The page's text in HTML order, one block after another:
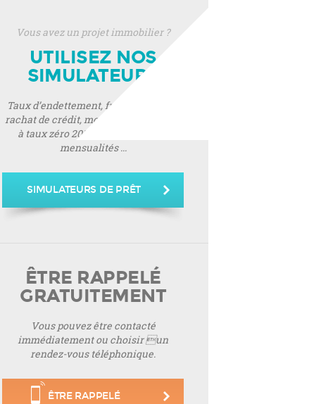
Vous avez un projet immobilier ?
UTILISEZ NOS
SIMULATEURS
Taux d’endettement, frais de notaire,
rachat de crédit, montant de prêt, prêt
à taux zéro 2019, montant de vos
mensualités ...
SIMULATEURS DE PRÊT
ÊTRE RAPPELÉ
GRATUITEMENT
Vous pouvez être contacté
immédiatement ou choisir un
rendez-vous téléphonique.
ÊTRE RAPPELÉ